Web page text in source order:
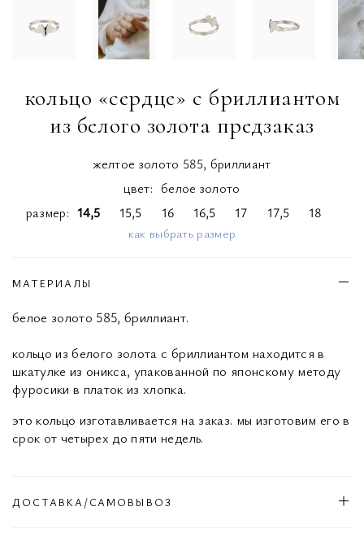
кольцо «сердце» с бриллиантом
из белого золота предзаказ
желтое золото 585, бриллиант
цвет: белое золото
размер
14,5 15,5 16 16,5 17 17,5 18
как выбрать размер
МАТЕРИАЛЫ
белое золото 585, бриллиант.
кольцо из белого золота с бриллиантом находится в
шкатулке из оникса, упакованной по японскому методу
фуросики в платок из хлопка.
это кольцо изготавливается на заказ. мы изготовим его в
срок от четырех до пяти недель.
ДОСТАВКА/САМОВЫВОЗ